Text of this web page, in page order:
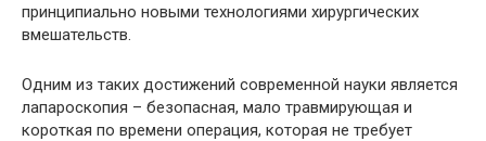
принципиально новыми технологиями хирургических
вмешательств.
Одним из таких достижений современной науки является
лапароскопия – безопасная, мало травмирующая и
короткая по времени операция, которая не требует